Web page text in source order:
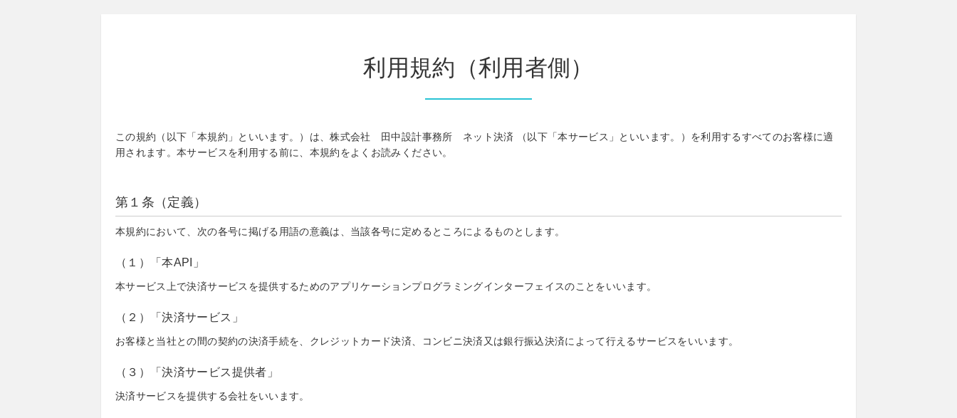
利用規約（利用者側）
この規約（以下「本規約」といいます。）は、株式会社 田中設計事務所 ネット決済 （以下「本サービス」といいます。）を利用するすべてのお客様に適
用されます。本サービスを利用する前に、本規約をよくお読みください。
第１条（定義）
本規約において、次の各号に掲げる用語の意義は、当該各号に定めるところによるものとします。
（１）「本API」
本サービス上で決済サービスを提供するためのアプリケーションプログラミングインターフェイスのことをいいます。
（２）「決済サービス」
お客様と当社との間の契約の決済手続を、クレジットカード決済、コンビニ決済又は銀行振込決済によって行えるサービスをいいます。
（３）「決済サービス提供者」
決済サービスを提供する会社をいいます。